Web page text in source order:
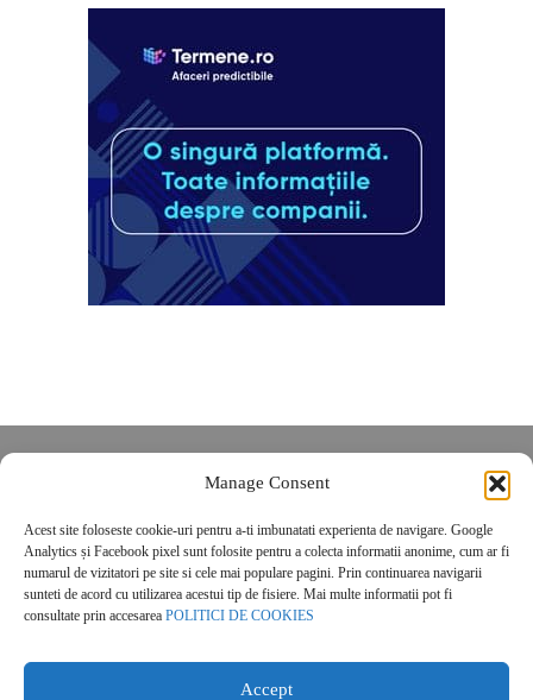
Manage Consent
Acest site foloseste cookie-uri pentru a-ti imbunatati experienta de navigare. Google
Analytics și Facebook pixel sunt folosite pentru a colecta informatii anonime, cum ar fi
numarul de vizitatori pe site si cele mai populare pagini. Prin continuarea navigarii
sunteti de acord cu utilizarea acestui tip de fisiere. Mai multe informatii pot fi
consultate prin accesarea POLITICI DE COOKIES
Accept
POLITICĂ DE CONFIDENȚIALITATE
Politica de cookies